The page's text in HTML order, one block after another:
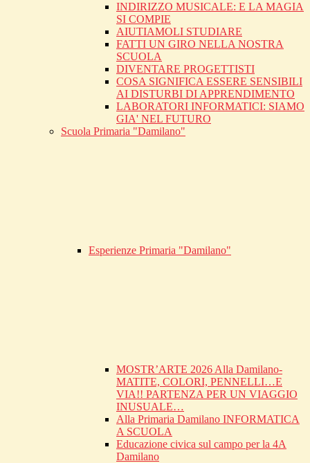
INDIRIZZO MUSICALE: E LA MAGIA
SI COMPIE
AIUTIAMOLI STUDIARE
FATTI UN GIRO NELLA NOSTRA
SCUOLA
DIVENTARE PROGETTISTI
COSA SIGNIFICA ESSERE SENSIBILI
AI DISTURBI DI APPRENDIMENTO
LABORATORI INFORMATICI: SIAMO
GIA' NEL FUTURO
Scuola Primaria "Damilano"
Esperienze Primaria "Damilano"
MOSTR’ARTE 2026 Alla Damilano-
MATITE, COLORI, PENNELLI…E
VIA!! PARTENZA PER UN VIAGGIO
INUSUALE…
Alla Primaria Damilano INFORMATICA
A SCUOLA
Educazione civica sul campo per la 4A
Damilano